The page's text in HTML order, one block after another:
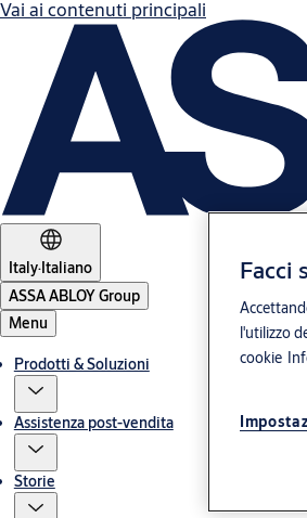
Vai ai contenuti principali
Italy·Italiano
ASSA ABLOY Group
Menu
Prodotti & Soluzioni
Assistenza post-vendita
Storie
Facci
l'utilizzo
cookie